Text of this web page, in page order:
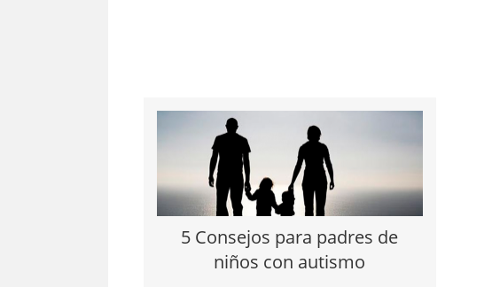
5 Consejos para padres de
niños con autismo